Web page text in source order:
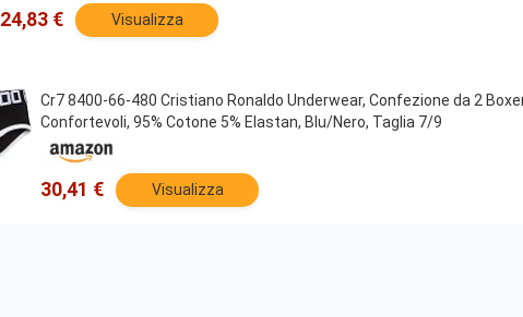
24,83 € Visualizza
Cr7 8400-66-480 Cristiano Ronaldo Underwear, Confezione da 2
Confortevoli, 95% Cotone 5% Elastan, Blu/Nero, Taglia 7/9
30,41 € Visualizza